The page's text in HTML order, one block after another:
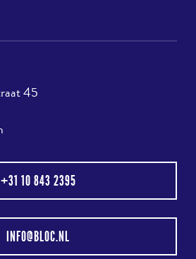
45
+31 10 843 2395
INFO@BLOC.NL